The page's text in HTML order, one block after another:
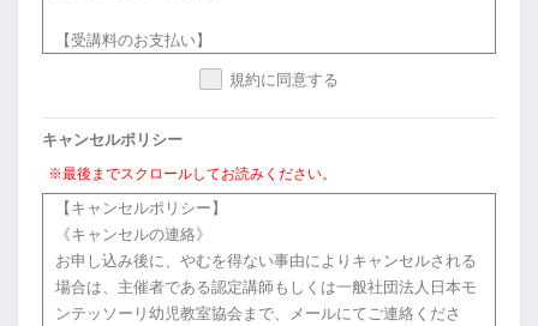
【受講料のお支払い】
受講者は、申し込み書等に記載された受講料を、認定講師所
定の方法により所定の期日までに、協会に対して支払うもの
とします。
【著作物】
本講座で使用されるテキスト等の著作物を複製（コピー等）
し、または自らで制作する著作物に引用することを禁じま
す。
【秘密保持】
規約に同意する
キャンセルポリシー
※最後までスクロールしてお読みください。
【キャンセルポリシー】
《キャンセルの連絡》
お申し込み後に、やむを得ない事由によりキャンセルされる
場合は、主催者である認定講師もしくは一般社団法人日本モ
ンテッソーリ幼児教室協会まで、メールにてご連絡くださ